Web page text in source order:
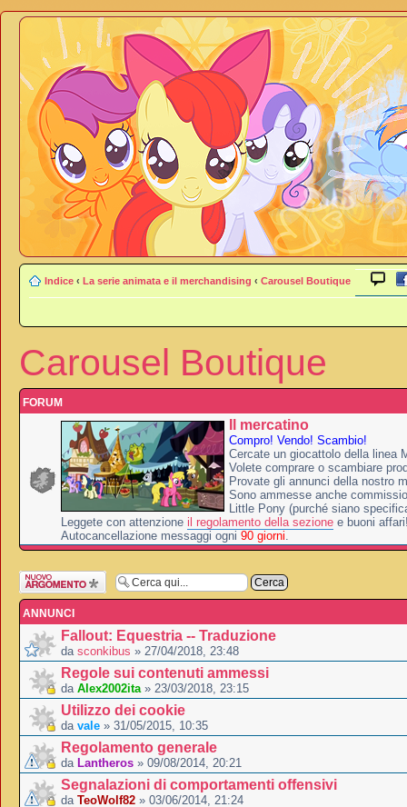
Indice ‹ La serie animata e il merchandising ‹ Carousel Boutique
Carousel Boutique
FORUM
Il mercatino
Compro! Vendo! Scambio!
Cercate un giocattolo della linea
Volete comprare o scambiare
Provate gli annunci della nostro
Sono ammesse anche
Little Pony (purché siano
Leggete con attenzione il regolamento della sezione e buoni
Autocancellazione messaggi ogni 90 giorni.
Scrivi un nuovo
argomento
ANNUNCI
Fallout: Equestria -- Traduzione
da sconkibus » 27/04/2018, 23:48
Regole sui contenuti ammessi
da Alex2002ita» 23/03/2018, 23:15
Utilizzo dei cookie
da vale » 31/05/2015, 10:35
Regolamento generale
da Lantheros » 09/08/2014, 20:21
Segnalazioni di comportamenti offensivi
da TeoWolf82 » 03/06/2014, 21:24